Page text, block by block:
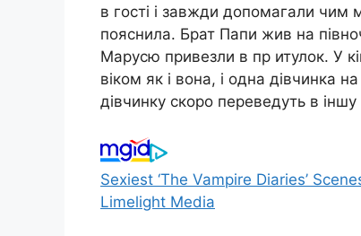
в гості і завжди допомагали
пояснила. Брат Папи жив на
Марусю привезли в пр итулок. У
віком як і вона, і одна дівчинка
дівчинку скоро переведуть в
Sexiest ‘The Vampire Diaries’
Limelight Media